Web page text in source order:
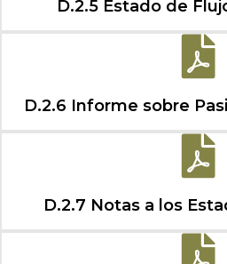
D.2.5 Estado de
D.2.6 Informe sobre
D.2.7 Notas a los